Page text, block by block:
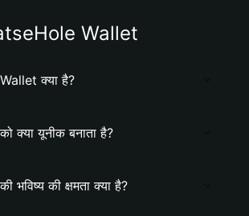
Wallet
क्या है?
क्या यूनीक बनाता है?
भविष्य की क्षमता क्या है?